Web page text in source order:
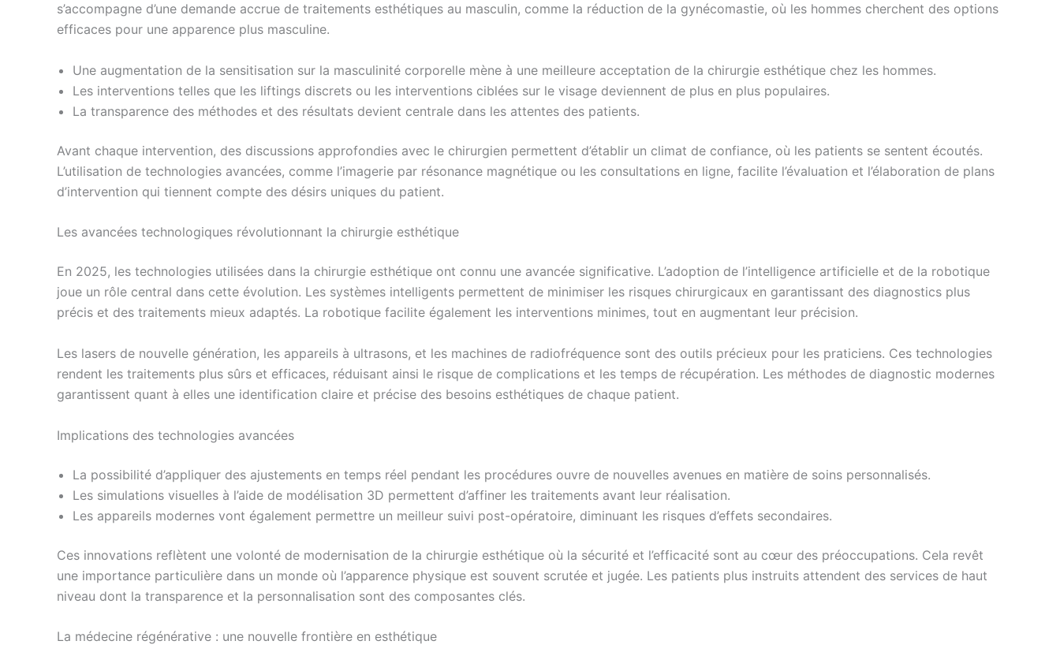
s’accompagne d’une demande accrue de traitements esthétiques au masculin, comme la réduction de la gynécomastie, où les hommes cherchent des options
efficaces pour une apparence plus masculine.
Une augmentation de la sensitisation sur la masculinité corporelle mène à une meilleure acceptation de la chirurgie esthétique chez les hommes.
Les interventions telles que les liftings discrets ou les interventions ciblées sur le visage deviennent de plus en plus populaires.
La transparence des méthodes et des résultats devient centrale dans les attentes des patients.
Avant chaque intervention, des discussions approfondies avec le chirurgien permettent d’établir un climat de confiance, où les patients se sentent écoutés.
L’utilisation de technologies avancées, comme l’imagerie par résonance magnétique ou les consultations en ligne, facilite l’évaluation et l’élaboration de plans
d’intervention qui tiennent compte des désirs uniques du patient.
Les avancées technologiques révolutionnant la chirurgie esthétique
En 2025, les technologies utilisées dans la chirurgie esthétique ont connu une avancée significative. L’adoption de l’intelligence artificielle et de la robotique
joue un rôle central dans cette évolution. Les systèmes intelligents permettent de minimiser les risques chirurgicaux en garantissant des diagnostics plus
précis et des traitements mieux adaptés. La robotique facilite également les interventions minimes, tout en augmentant leur précision.
Les lasers de nouvelle génération, les appareils à ultrasons, et les machines de radiofréquence sont des outils précieux pour les praticiens. Ces technologies
rendent les traitements plus sûrs et efficaces, réduisant ainsi le risque de complications et les temps de récupération. Les méthodes de diagnostic modernes
garantissent quant à elles une identification claire et précise des besoins esthétiques de chaque patient.
Implications des technologies avancées
La possibilité d’appliquer des ajustements en temps réel pendant les procédures ouvre de nouvelles avenues en matière de soins personnalisés.
Les simulations visuelles à l’aide de modélisation 3D permettent d’affiner les traitements avant leur réalisation.
Les appareils modernes vont également permettre un meilleur suivi post-opératoire, diminuant les risques d’effets secondaires.
Ces innovations reflètent une volonté de modernisation de la chirurgie esthétique où la sécurité et l’efficacité sont au cœur des préoccupations. Cela revêt
une importance particulière dans un monde où l’apparence physique est souvent scrutée et jugée. Les patients plus instruits attendent des services de haut
niveau dont la transparence et la personnalisation sont des composantes clés.
La médecine régénérative : une nouvelle frontière en esthétique